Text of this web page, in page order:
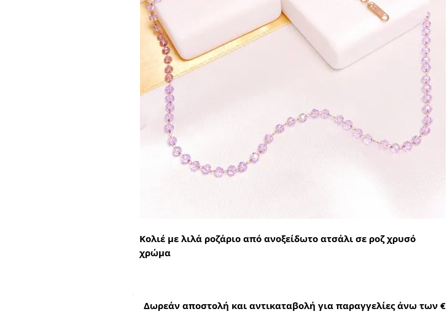
Κολιέ με λιλά ροζάριο από ανοξείδωτο ατσάλι σε ροζ χρυσό
χρώμα
Δωρεάν αποστολή και αντικαταβολή για παραγγελίες άνω των